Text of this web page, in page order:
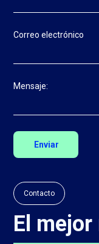
Contacto
El
Correo electrónico
Mensaje: